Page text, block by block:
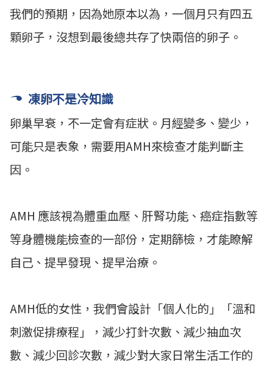
我們的預期，因為她原本以為，一個月只有四五
顆卵子，沒想到最後總共存了快兩倍的卵子。
凍卵不是冷知識
卵巢早衰，不一定會有症狀。月經變多、變少，
可能只是表象，需要用AMH來檢查才能判斷主
因。
AMH 應該視為體重血壓、肝腎功能、癌症指數等
等身體機能檢查的一部份，定期篩檢，才能瞭解
自己、提早發現、提早治療。
AMH低的女性，我們會設計「個人化的」「溫和
刺激促排療程」，減少打針次數、減少抽血次
數、減少回診次數，減少對大家日常生活工作的